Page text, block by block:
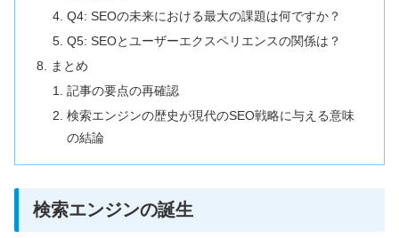
Q4: SEOの未来における最大の課題は何ですか？
Q5: SEOとユーザーエクスペリエンスの関係は？
まとめ
記事の要点の再確認
検索エンジンの歴史が現代のSEO戦略に与える意味
の結論
検索エンジンの誕生